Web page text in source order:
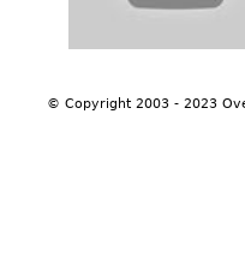
© Copyright 2003 - 2023